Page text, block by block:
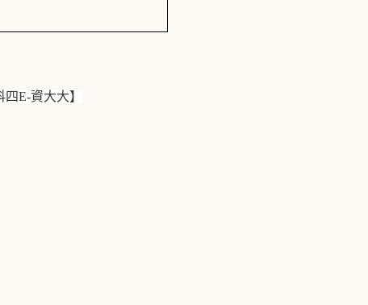
四E-資大大】